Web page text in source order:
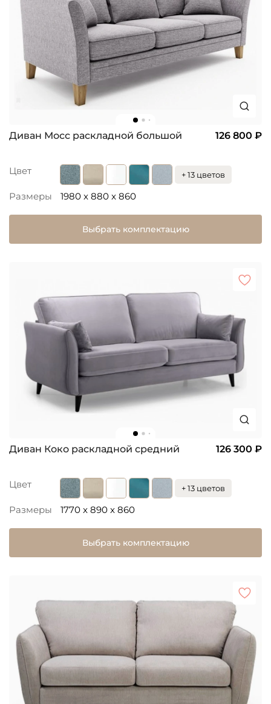
Диван Мосс раскладной большой 126 800 ₽
Цвет + 13 цветов
Размеры 1980 x 880 x 860
Выбрать комплектацию
Диван Коко раскладной средний 126 300 ₽
Цвет + 13 цветов
Размеры 1770 x 890 x 860
Выбрать комплектацию